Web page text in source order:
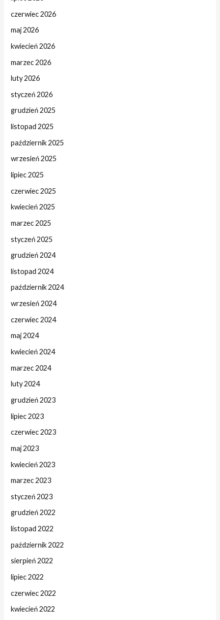
czerwiec 2026
maj 2026
kwiecień 2026
marzec 2026
luty 2026
styczeń 2026
grudzień 2025
listopad 2025
październik 2025
wrzesień 2025
lipiec 2025
czerwiec 2025
kwiecień 2025
marzec 2025
styczeń 2025
grudzień 2024
listopad 2024
październik 2024
wrzesień 2024
czerwiec 2024
maj 2024
kwiecień 2024
marzec 2024
luty 2024
grudzień 2023
lipiec 2023
czerwiec 2023
maj 2023
kwiecień 2023
marzec 2023
styczeń 2023
grudzień 2022
listopad 2022
październik 2022
sierpień 2022
lipiec 2022
czerwiec 2022
kwiecień 2022